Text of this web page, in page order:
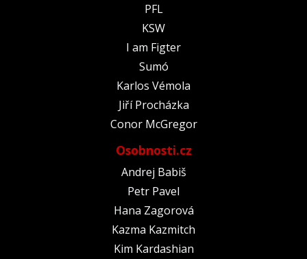
PFL
KSW
I am Figter
Sumó
Karlos Vémola
Jiří Procházka
Conor McGregor
Osobnosti.cz
Andrej Babiš
Petr Pavel
Hana Zagorová
Kazma Kazmitch
Kim Kardashian